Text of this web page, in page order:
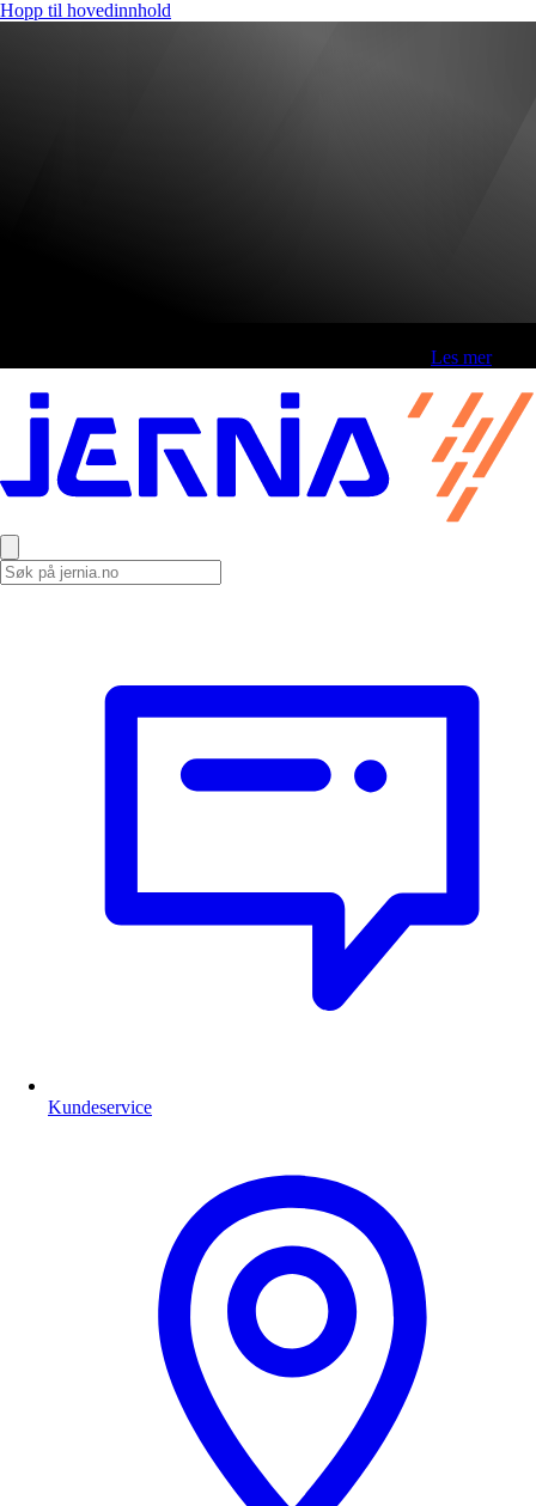
Hopp til hovedinnhold
Les mer
Kundeservice